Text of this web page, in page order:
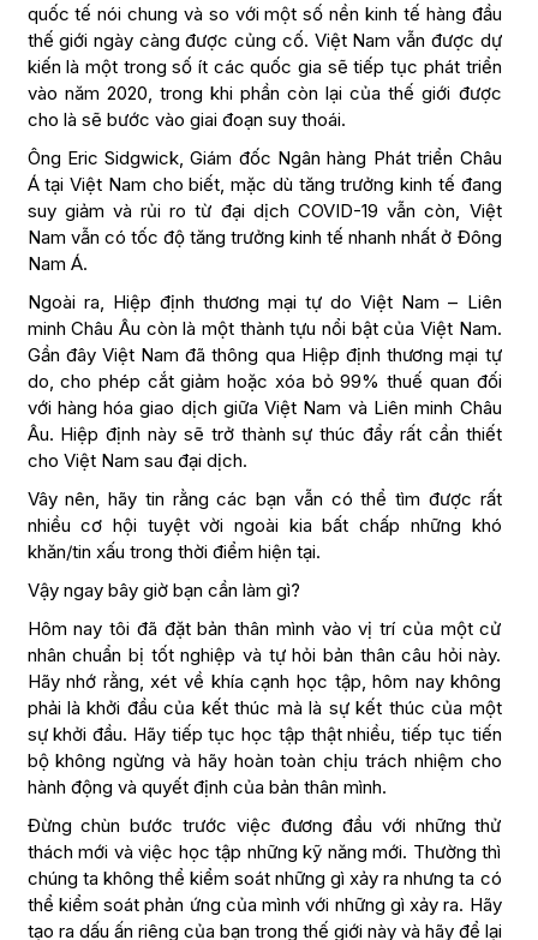
quốc tế nói chung và so với một số nền kinh tế hàng đầu
thế giới ngày càng được củng cố. Việt Nam vẫn được dự
kiến ​​là một trong số ít các quốc gia sẽ tiếp tục phát triển
vào năm 2020, trong khi phần còn lại của thế giới được
cho là sẽ bước vào giai đoạn suy thoái.
Ông Eric Sidgwick, Giám đốc Ngân hàng Phát triển Châu
Á tại Việt Nam cho biết, mặc dù tăng trưởng kinh tế đang
suy giảm và rủi ro từ đại dịch COVID-19 vẫn còn, Việt
Nam vẫn có tốc độ tăng trưởng kinh tế nhanh nhất ở Đông
Nam Á.
Ngoài ra, Hiệp định thương mại tự do Việt Nam – Liên
minh Châu Âu còn là một thành tựu nổi bật của Việt Nam.
Gần đây Việt Nam đã thông qua Hiệp định thương mại tự
do, cho phép cắt giảm hoặc xóa bỏ 99% thuế quan đối
với hàng hóa giao dịch giữa Việt Nam và Liên minh Châu
Âu. Hiệp định này sẽ trở thành sự thúc đẩy rất cần thiết
cho Việt Nam sau đại dịch.
Vây nên, hãy tin rằng các bạn vẫn có thể tìm được rất
nhiều cơ hội tuyệt vời ngoài kia bất chấp những khó
khăn/tin xấu trong thời điểm hiện tại.
Vậy ngay bây giờ bạn cần làm gì?
Hôm nay tôi đã đặt bản thân mình vào vị trí của một cử
nhân chuẩn bị tốt nghiệp và tự hỏi bản thân câu hỏi này.
Hãy nhớ rằng, xét về khía cạnh học tập, hôm nay không
phải là khởi đầu của kết thúc mà là sự kết thúc của một
sự khởi đầu. Hãy tiếp tục học tập thật nhiều, tiếp tục tiến
bộ không ngừng và hãy hoàn toàn chịu trách nhiệm cho
hành động và quyết định của bản thân mình.
Đừng chùn bước trước việc đương đầu với những thử
thách mới và việc học tập những kỹ năng mới. Thường thì
chúng ta không thể kiểm soát những gì xảy ra nhưng ta có
thể kiểm soát phản ứng của mình với những gì xảy ra. Hãy
tạo ra dấu ấn riêng của bạn trong thế giới này và hãy để lại